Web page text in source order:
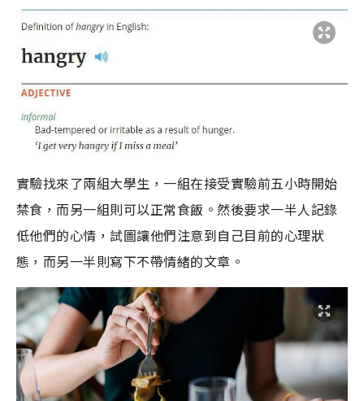
實驗找來了兩組大學生，一組在接受實驗前五小時開始
禁食，而另一組則可以正常食飯。然後要求一半人記錄
低他們的心情，試圖讓他們注意到自己目前的心理狀
態，而另一半則寫下不帶情緒的文章。